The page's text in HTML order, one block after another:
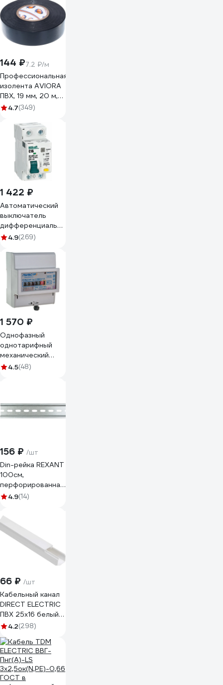
144 ₽7.2 ₽/м
Профессиональная
изолента AVIORA
ПВХ, 19 мм, 20 м,
черная 305-030
4.7(349)
1 422 ₽
Автоматический
выключатель
дифференциального
тока (АВДТ)
1 Р+N, 16 А, 30 мА,
тип AC, хар-ка C,
4,5 кА 16052DEK
4.9(269)
1 570 ₽
Однофазный
однотарифный
механический
счетчик
Р00073907
4.5(48)
156 ₽ /шт
Din-рейка REXANT
100см,
перфорированная,
оцинкованная 12-
4.9(14)
66 ₽ /шт
Кабельный канал
DIRECT ELECTRIC
ПВХ 25x16 белый
DE19722026
4.2(298)